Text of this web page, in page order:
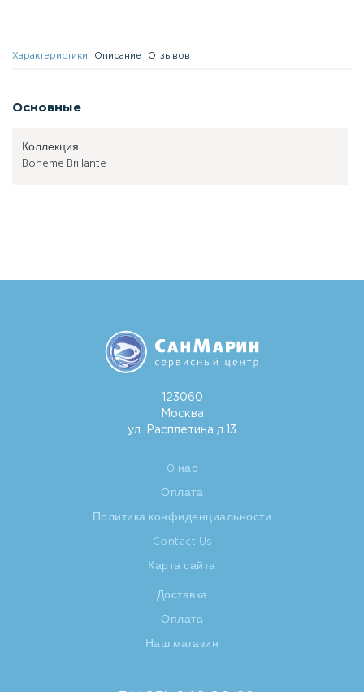
Характеристики Описание Отзывов
Основные
Коллекция:
Boheme Brillante
123060
Москва
ул. Расплетина д.13
O нас
Оплата
Политика конфиденциальности
Contact Us
Карта сайта
Доставка
Оплата
Наш магазин